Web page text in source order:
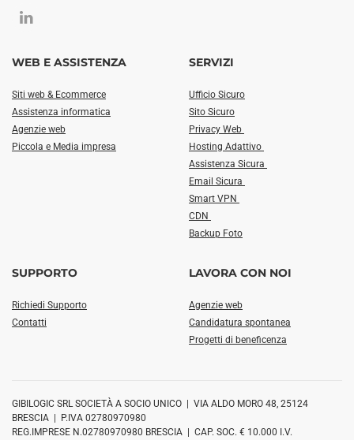
WEB E ASSISTENZA
Siti web & Ecommerce
Assistenza informatica
Agenzie web
Piccola e Media impresa
SERVIZI
Ufficio Sicuro
Sito Sicuro
Privacy Web
Hosting Adattivo
Assistenza Sicura
Email Sicura
Smart VPN
CDN
Backup Foto
SUPPORTO
Richiedi Supporto
Contatti
LAVORA CON NOI
Agenzie web
Candidatura spontanea
Progetti di beneficenza
GIBILOGIC SRL SOCIETÀ A SOCIO UNICO | VIA ALDO MORO 48, 25124
BRESCIA | P.IVA 02780970980
REG.IMPRESE N.02780970980 BRESCIA | CAP. SOC. € 10.000 I.V.